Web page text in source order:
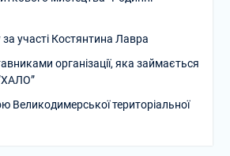
участі Костянтина Лавра
організації, яка займається
Великодимерської територіальної